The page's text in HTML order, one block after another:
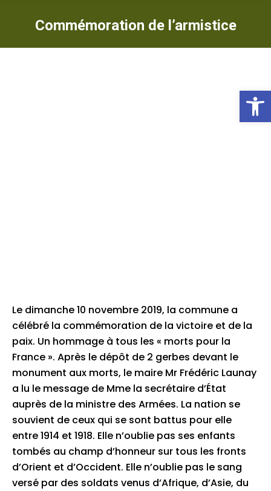
Commémoration de l’armistice
Le dimanche 10 novembre 2019, la commune a
célébré la commémoration de la victoire et de la
paix. Un hommage à tous les « morts pour la
France ». Après le dépôt de 2 gerbes devant le
monument aux morts, le maire Mr Frédéric Launay
a lu le message de Mme la secrétaire d’État
auprès de la ministre des Armées. La nation se
souvient de ceux qui se sont battus pour elle
entre 1914 et 1918. Elle n’oublie pas ses enfants
tombés au champ d’honneur sur tous les fronts
d’Orient et d’Occident. Elle n’oublie pas le sang
versé par des soldats venus d’Afrique, d’Asie, du